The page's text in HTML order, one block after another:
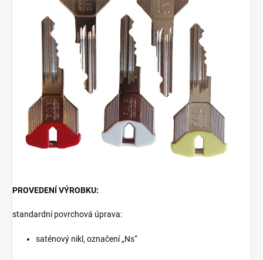
PROVEDENÍ VÝROBKU:
standardní povrchová úprava:
saténový nikl, označení „Ns“